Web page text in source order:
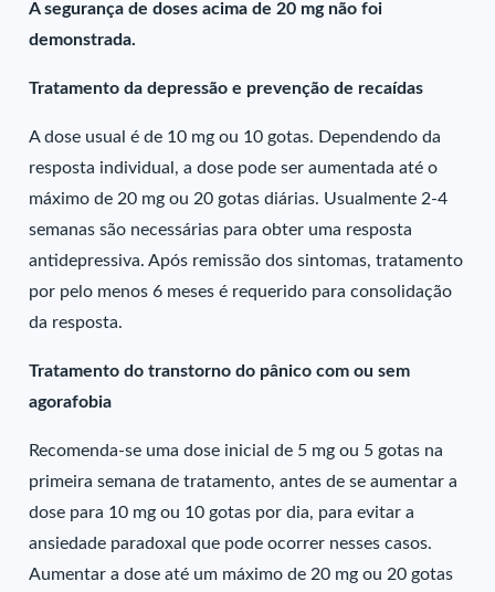
A segurança de doses acima de 20 mg não foi
demonstrada.
Tratamento da depressão e prevenção de recaídas
A dose usual é de 10 mg ou 10 gotas. Dependendo da
resposta individual, a dose pode ser aumentada até o
máximo de 20 mg ou 20 gotas diárias. Usualmente 2-4
semanas são necessárias para obter uma resposta
antidepressiva. Após remissão dos sintomas, tratamento
por pelo menos 6 meses é requerido para consolidação
da resposta.
Tratamento do transtorno do pânico com ou sem
agorafobia
Recomenda-se uma dose inicial de 5 mg ou 5 gotas na
primeira semana de tratamento, antes de se aumentar a
dose para 10 mg ou 10 gotas por dia, para evitar a
ansiedade paradoxal que pode ocorrer nesses casos.
Aumentar a dose até um máximo de 20 mg ou 20 gotas